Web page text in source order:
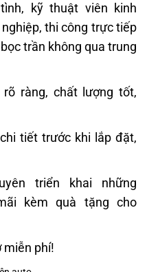
kỹ thuật viên kinh
thi công trực tiếp
trần không qua trung
ràng, chất lượng tốt,
tiết trước khi lắp đặt,
triển khai những
kèm quà tặng cho
miễn phí!